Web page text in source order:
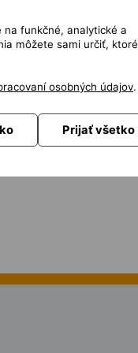
na funkčné, analytické a
môžete sami určiť, ktoré
osobných údajov.
Prijať všetko